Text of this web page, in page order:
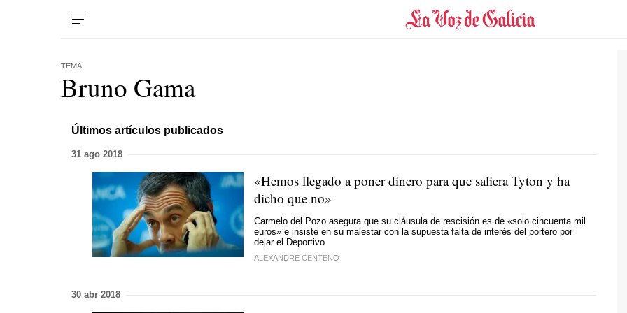
TEMA
Bruno Gama
Últimos artículos publicados
31 ago 2018
«Hemos llegado a poner dinero para que saliera Tyton y ha
dicho que no»
Carmelo del Pozo asegura que su cláusula de rescisión es de «solo cincuenta mil
euros» e insiste en su malestar con la supuesta falta de interés del portero por
dejar el Deportivo
ALEXANDRE CENTENO
30 abr 2018